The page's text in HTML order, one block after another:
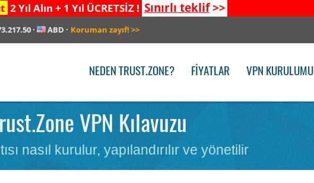
2 Yıl Alın + 1 Yıl ÜCRETSİZ ! Sınırlı teklif>>
· ABD · Koruman zayıf! >>
NEDEN TRUST.ZONE? FIYATLAR VPN KURULUMU
Trust.Zone VPN Kılavuzu
nasıl kurulur, yapılandırılır ve yönetilir